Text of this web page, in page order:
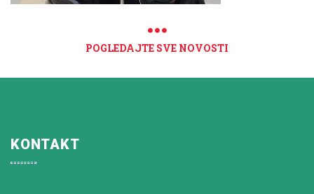
POGLEDAJTE SVE NOVOSTI
KONTAKT